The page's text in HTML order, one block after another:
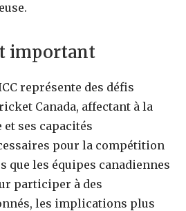
important
représente des défis
Canada, affectant à la
ses capacités
pour la compétition
que les équipes canadiennes
participer à des
les implications plus